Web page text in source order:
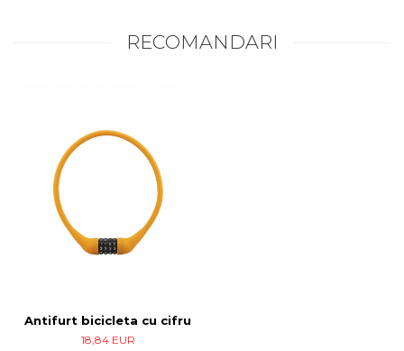
RECOMANDARI
Antifurt bicicleta cu cifru
18,84 EUR